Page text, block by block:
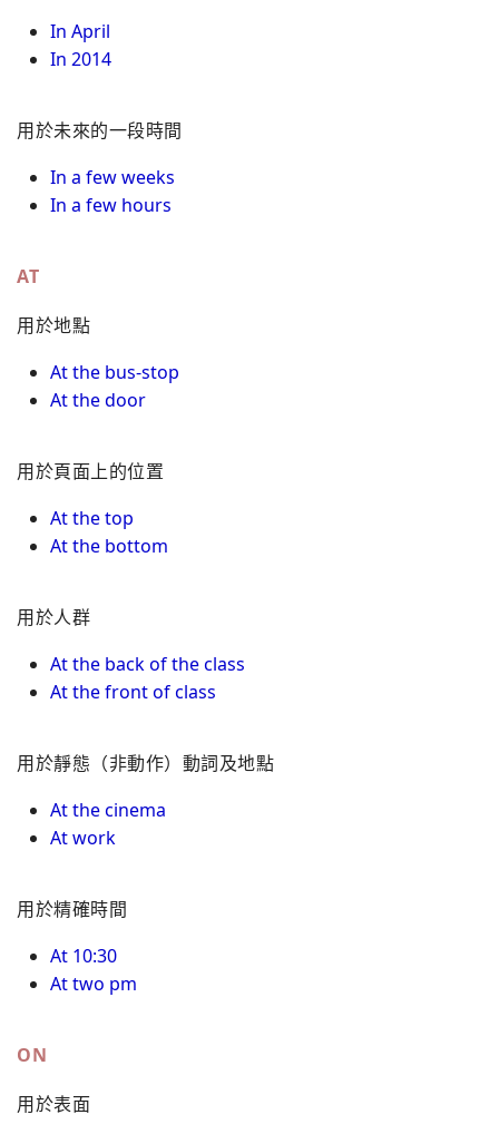
In April
In 2014
用於未來的一段時間
In a few weeks
In a few hours
AT
用於地點
At the bus-stop
At the door
用於頁面上的位置
At the top
At the bottom
用於人群
At the back of the class
At the front of class
用於靜態（非動作）動詞及地點
At the cinema
At work
用於精確時間
At 10:30
At two pm
ON
用於表面